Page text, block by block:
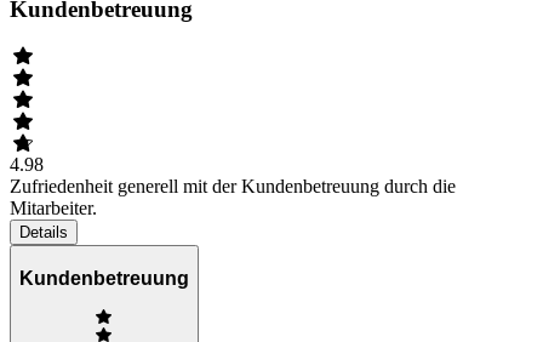
Kundenbetreuung
4.98
Zufriedenheit generell mit der Kundenbetreuung durch die
Mitarbeiter.
Details
Kundenbetreuung